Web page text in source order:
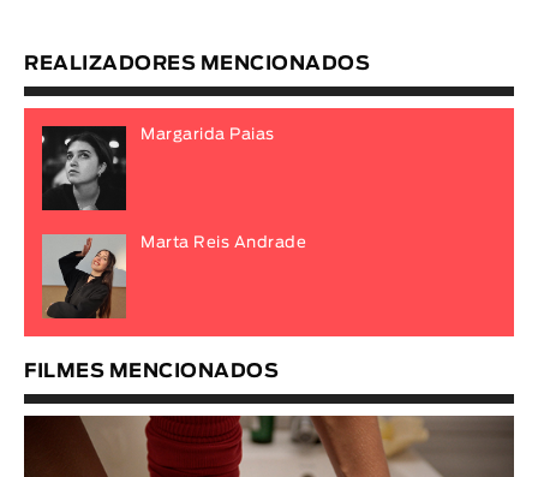
REALIZADORES MENCIONADOS
Margarida Paias
Marta Reis Andrade
FILMES MENCIONADOS